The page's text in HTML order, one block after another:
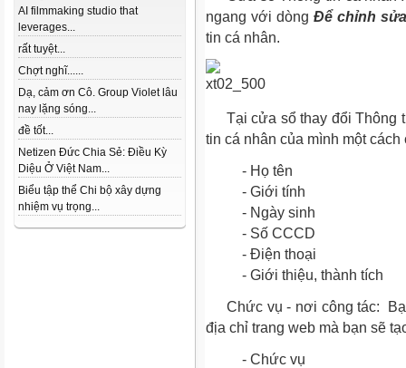
AI filmmaking studio that
leverages...
rất tuyệt...
Chợt nghĩ......
Dạ, cảm ơn Cô. Group Violet lâu
nay lặng sóng...
đề tốt...
Netizen Đức Chia Sẻ: Điều Kỳ
Diệu Ở Việt Nam...
Biểu tập thể Chi bộ xây dựng
nhiệm vụ trọng...
ngang với dòng Để chỉnh
tin cá nhân.
Tại cửa sổ thay đổi Thông
tin cá nhân của mình một
- Họ tên
- Giới tính
- Ngày sinh
- Số CCCD
- Điện thoại
- Giới thiệu, thành tích
Chức vụ - nơi công tác:
địa chỉ trang web mà bạn sẽ
- Chức vụ